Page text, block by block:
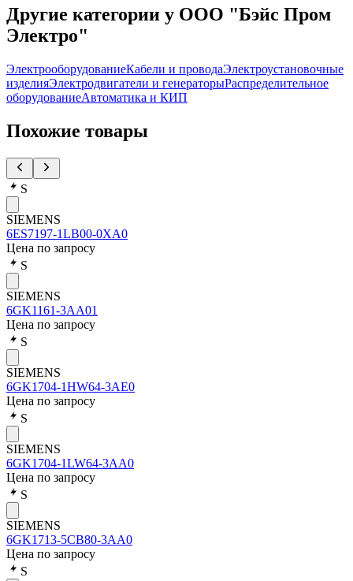
Другие категории у ООО "Бэйс Пром
Электро"
ЭлектрооборудованиеКабели и проводаЭлектроустановочные
изделияЭлектродвигатели и генераторыРаспределительное
оборудованиеАвтоматика и КИП
Похожие товары
S
SIEMENS
6ES7197-1LB00-0XA0
Цена по запросу
S
SIEMENS
6GK1161-3AA01
Цена по запросу
S
SIEMENS
6GK1704-1HW64-3AE0
Цена по запросу
S
SIEMENS
6GK1704-1LW64-3AA0
Цена по запросу
S
SIEMENS
6GK1713-5CB80-3AA0
Цена по запросу
S